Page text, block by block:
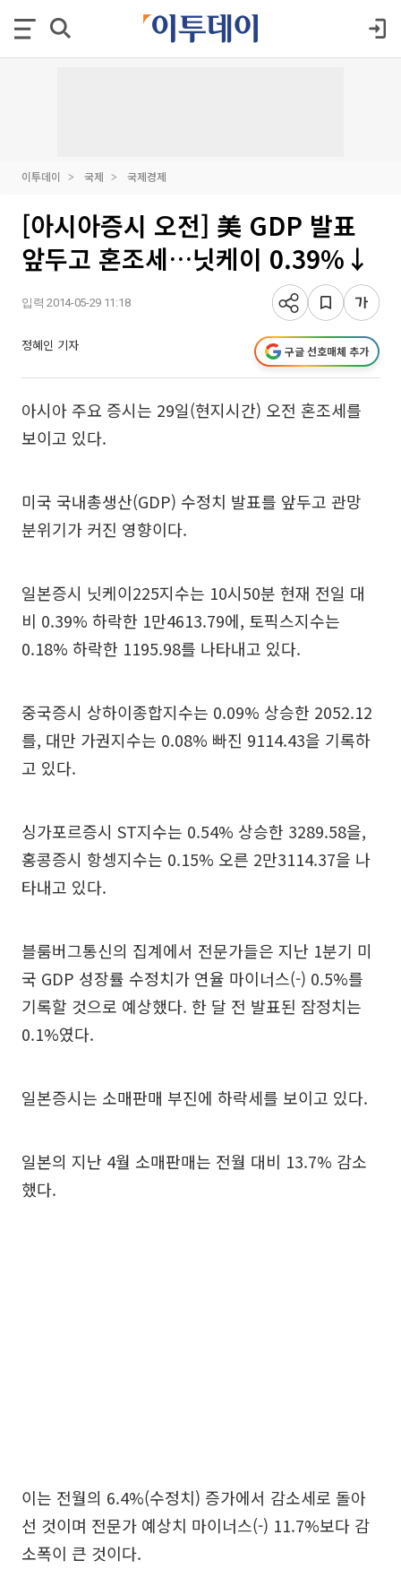
이투데이 국제 국제경제
[아시아증시 오전] 美 GDP 발표
앞두고 혼조세…닛케이 0.39%↓
입력 2014-05-29 11:18
정혜인 기자 구글 선호매체 추가
아시아 주요 증시는 29일(현지시간) 오전 혼조세를
보이고 있다.
미국 국내총생산(GDP) 수정치 발표를 앞두고 관망
분위기가 커진 영향이다.
일본증시 닛케이225지수는 10시50분 현재 전일 대
비 0.39% 하락한 1만4613.79에, 토픽스지수는
0.18% 하락한 1195.98를 나타내고 있다.
중국증시 상하이종합지수는 0.09% 상승한 2052.12
를, 대만 가권지수는 0.08% 빠진 9114.43을 기록하
고 있다.
싱가포르증시 ST지수는 0.54% 상승한 3289.58을,
홍콩증시 항셍지수는 0.15% 오른 2만3114.37을 나
타내고 있다.
블룸버그통신의 집계에서 전문가들은 지난 1분기 미
국 GDP 성장률 수정치가 연율 마이너스(-) 0.5%를
기록할 것으로 예상했다. 한 달 전 발표된 잠정치는
0.1%였다.
일본증시는 소매판매 부진에 하락세를 보이고 있다.
일본의 지난 4월 소매판매는 전월 대비 13.7% 감소
했다.
이는 전월의 6.4%(수정치) 증가에서 감소세로 돌아
선 것이며 전문가 예상치 마이너스(-) 11.7%보다 감
소폭이 큰 것이다.